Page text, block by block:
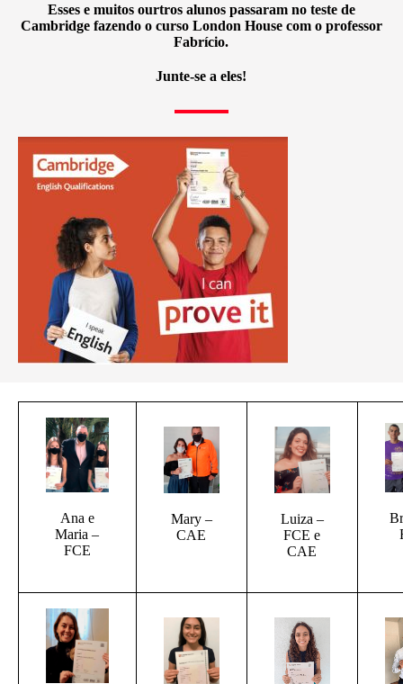
Esses e muitos ourtros alunos passaram no teste de
Cambridge fazendo o curso London House com o professor
Fabrício.
Junte-se a eles!
Ana e
Maria –
FCE
Mary –
CAE
Luiza –
FCE e
CAE